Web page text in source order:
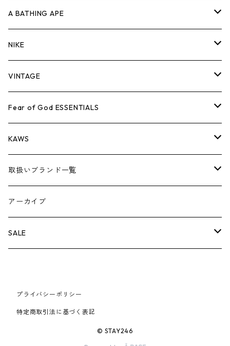
キャップ・ハット
バッグ
シューズ
小物
コラボレーション
×THE NORTH FACE
×COMME des GARCONS
×Burberry
シーズンアイテム
26SS
25FW
24SS
BOX LOGOアイテム
パーカー/クルーネック
パンツ
キャップ・ハット
バッグ
シューズ
小物
ジャケット
パンツ
キャップ・ハット
バッグ
シューズ
小物
シャツ
ジャケット
パンツ
キャップ・ハット
バッグ
シューズ
小物
スウェット/ニット
シャツ
ジャケット
パンツ
キャップ・ハット
バッグ
シューズ
小物
ロンT
スウェット/ニット
シャツ
ジャケット
パンツ
キャップ
バッグ
小物
Tシャツ
ロンTEE
スウェット/ニット
シャツ
ジャケット
パンツ
キャップ・ハット
バッグ
小物
A BATHING APE
Tシャツ
ロンTEE
スウェット/ニット
シャツ
ジャケット
パンツ
キャップ・ハット
シューズ
NIKE
シューズ
AIR JORDAN 1
AIR JORDAN 3
AIR MAX
アパレル・小物
VINTAGE
Tシャツ
ロンTEE
スウェット/ニット
ジャケット
パンツ
Fear of God ESSENTIALS
Tシャツ
ロンTEE
スウェット/ニット
シャツ
パンツ
KAWS
アパレル
小物
取扱いブランド一覧
A
A BATHING APE
B
Bass Pro Shops
COOTIE PRODUCTIONS
アーカイブ
SALE
ジャケット
At Last ＆ Co
プライバシーポリシー
特定商取引法に基づく表記
© STAY246